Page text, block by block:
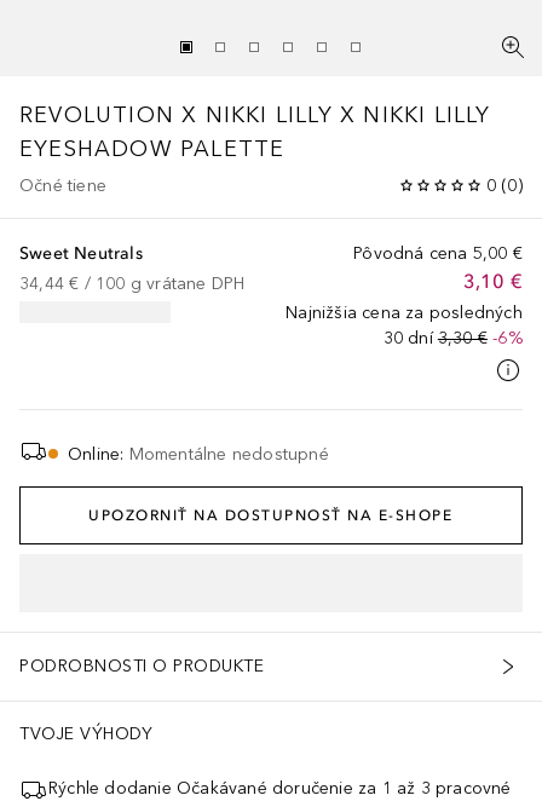
REVOLUTION X NIKKI LILLY X NIKKI LILLY
EYESHADOW PALETTE
Očné tiene 0 (0)
Pôvodná cena 5,00 €
3,10 €
Najnižšia cena za posledných
30 dní 3,30 € -6%
Sweet Neutrals
34,44 € / 100 g vrátane DPH
Online: Momentálne nedostupné
UPOZORNIŤ NA DOSTUPNOSŤ NA E-SHOPE
PODROBNOSTI O PRODUKTE
TVOJE VÝHODY
Rýchle dodanie Očakávané doručenie za 1 až 3 pracovné